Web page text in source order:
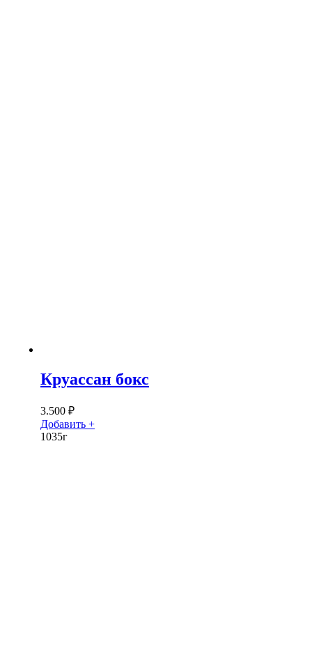
Круассан бокс
3.500 ₽
Добавить +
1035г